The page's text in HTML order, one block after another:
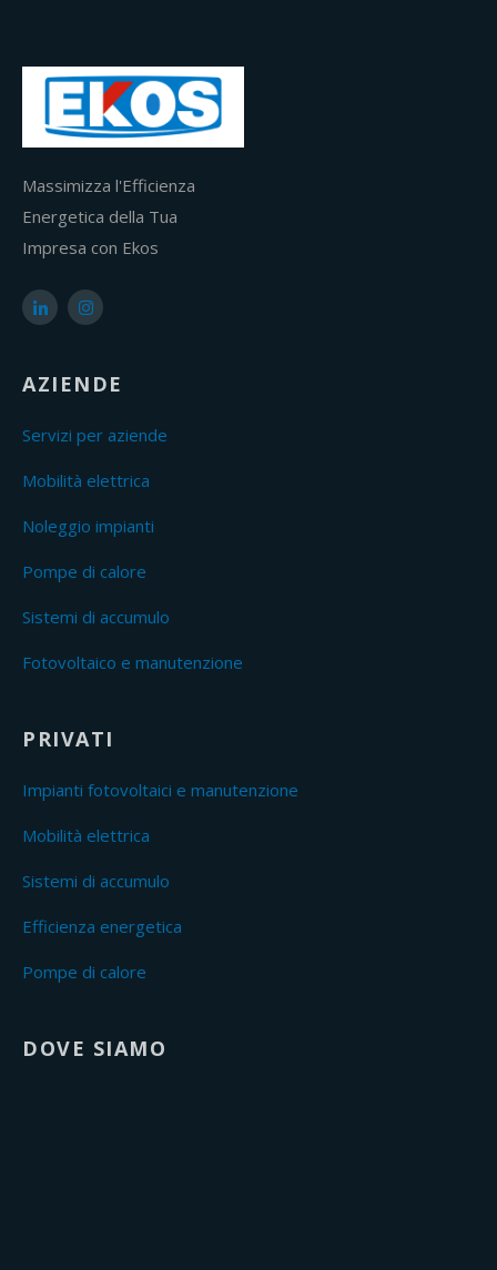
Massimizza l'Efficienza
Energetica della Tua
Impresa con Ekos
AZIENDE
Servizi per aziende
Mobilità elettrica
Noleggio impianti
Pompe di calore
Sistemi di accumulo
Fotovoltaico e manutenzione
PRIVATI
Impianti fotovoltaici e manutenzione
Mobilità elettrica
Sistemi di accumulo
Efficienza energetica
Pompe di calore
DOVE SIAMO